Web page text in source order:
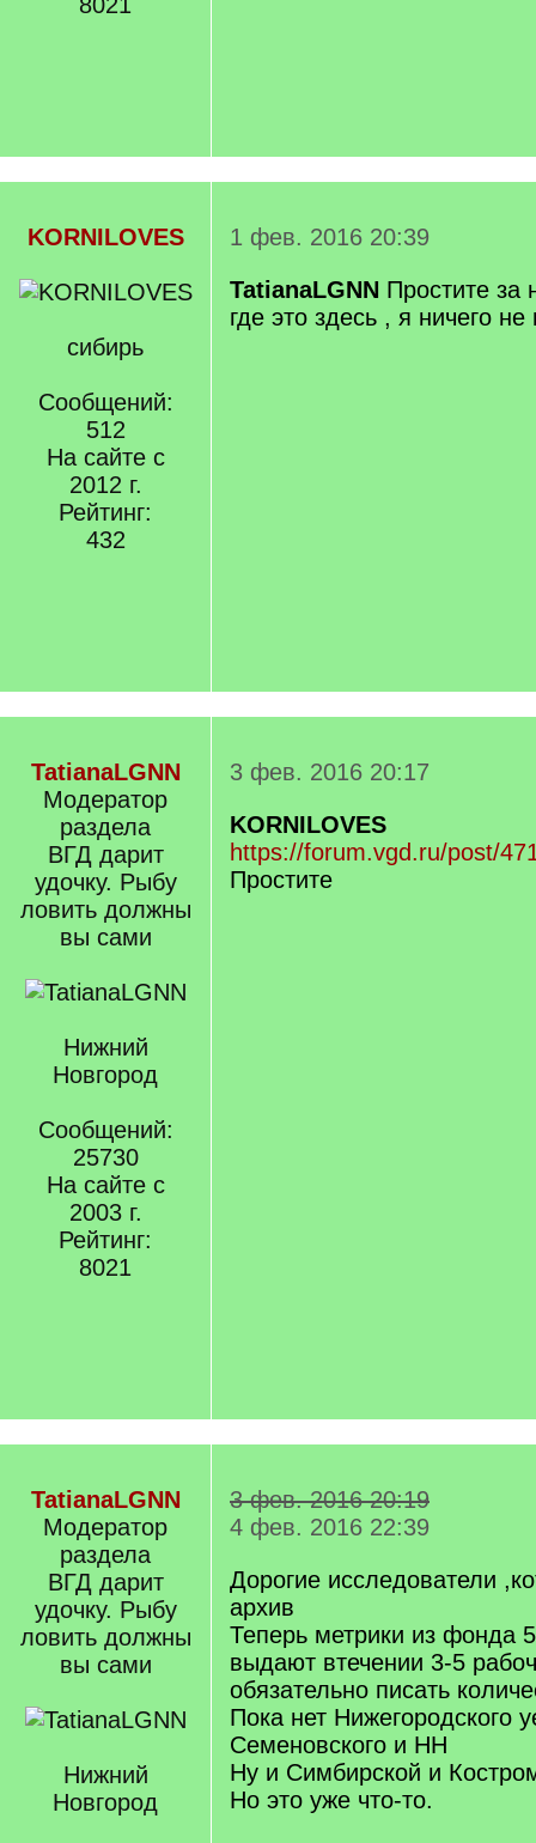
KORNILOVES
сибирь
Сообщений:
512
На сайте с
2012 г.
Рейтинг:
432
1 фев. 2016 20:39
TatianaLGNN Простите за
где это здесь , я ничего
TatianaLGNN
Модератор
раздела
ВГД дарит
удочку. Рыбу
ловить должны
вы сами
Нижний
Новгород
Сообщений:
25730
На сайте с
2003 г.
Рейтинг:
8021
3 фев. 2016 20:17
KORNILOVES
https://forum.vgd.ru/post/
Простите
TatianaLGNN
Модератор
раздела
ВГД дарит
удочку. Рыбу
ловить должны
вы сами
Нижний
Новгород
3 фев. 2016 20:19
4 фев. 2016 22:39
Дорогие исследователи
архив
Теперь метрики из фонда
выдают втечении 3-5
обязательно писать
Пока нет Нижегородского
Семеновского и НН
Ну и Симбирской и
Но это уже что-то.